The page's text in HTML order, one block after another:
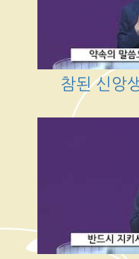
참된 신앙